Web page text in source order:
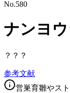
No.580
ナンヨ
？？？
参考文献
営巣育雛やス